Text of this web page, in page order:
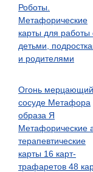
Роботы.
Метафорические
карты для работы
детьми,
и родителями
Огонь
сосуде Метафора
образа Я
Метафорические
терапевтические
карты 16 карт-
трафаретов 48